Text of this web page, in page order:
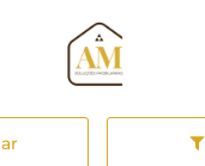
Página inicial